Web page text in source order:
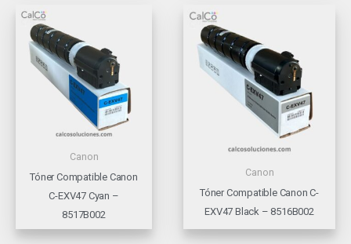
Canon
Tóner Compatible Canon
C-EXV47 Cyan –
8517B002
Canon
Tóner Compatible Canon C-
EXV47 Black – 8516B002